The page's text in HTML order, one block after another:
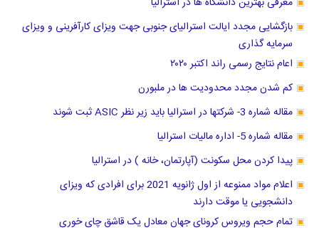
بازگشایی مجدد ایالت استرالیای جنوبی جهت ویزای کارآفرینی و ویزای
سرمایه گذاری
اعام نتایج رسمی راند اکتبر ۲۰۲۰
کم شدن مجدد محدودیت ها در ملبورن
مقاله شماره 3- شرکتها در استرالیا باید زیر نظر ASIC ثبت شوند
مقاله شماره 5- اداره مالیات استرالیا
پیدا کردن محل سکونت (آپارتمان، خانه ) در استرالیا
اعلام مواد ممنوعه از اول ژانویه 2021 برای افرادی که ویزای
دانشجویی یا موقت دارند
تمام حجم ویروس کرونای جهان معادل یک قاشق چای خوری